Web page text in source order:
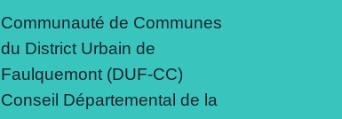
Communauté de Communes
du District Urbain de
Faulquemont (DUF-CC)
Conseil Départemental de la